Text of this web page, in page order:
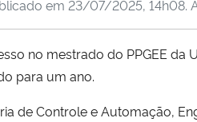
em 23/07/2025, 14h08.
no mestrado do PPGEE
para um ano.
de Controle e Automação,